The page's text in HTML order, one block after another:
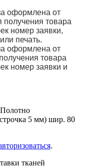
оформлена от
получения товара
номер заявки,
печать.
оформлена от
товара
номер заявки и
5 мм) шир. 80
.
тканей